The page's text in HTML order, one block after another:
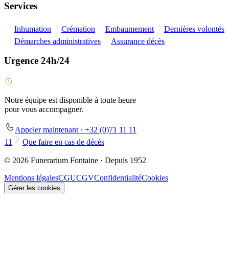
Services
Inhumation Crémation Embaumement
Dernières volontés
Démarches administratives
Assurance décès
Urgence 24h/24
Notre équipe est disponible à toute heure
pour vous accompagner.
Appeler maintenant · +32 (0)71 11 11
11
Que faire en cas de décès
© 2026 Funerarium Fontaine · Depuis 1952
Mentions légalesCGUCGVConfidentialitéCookies
Gérer les cookies